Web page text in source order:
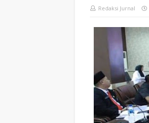
Redaksi Jurnal